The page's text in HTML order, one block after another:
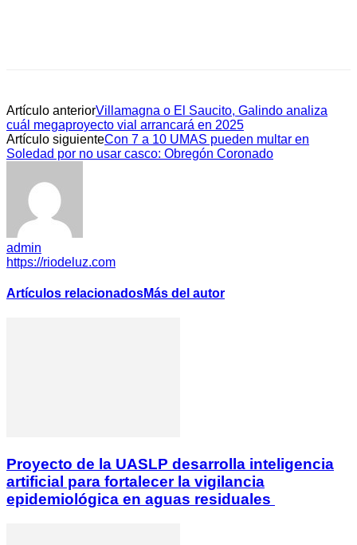
Artículo anteriorVillamagna o El Saucito, Galindo analiza
cuál megaproyecto vial arrancará en 2025
Artículo siguienteCon 7 a 10 UMAS pueden multar en
Soledad por no usar casco: Obregón Coronado
admin
https://riodeluz.com
Artículos relacionadosMás del autor
Proyecto de la UASLP desarrolla inteligencia
artificial para fortalecer la vigilancia
epidemiológica en aguas residuales